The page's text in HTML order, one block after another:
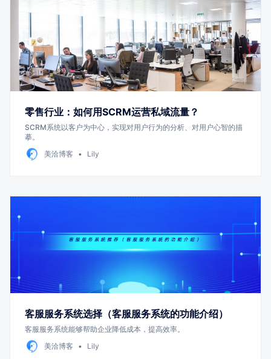
零售行业：如何用SCRM运营私域流量？
SCRM系统以客户为中心，实现对用户行为的分析、对用户心智的描
摹。
美洽博客
Lily
客服服务系统选择（客服服务系统的功能介绍）
客服服务系统能够帮助企业降低成本，提高效率。
美洽博客
Lily